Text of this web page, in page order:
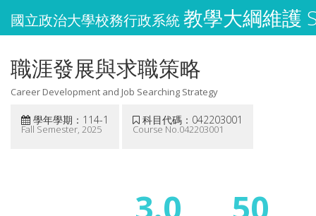
國立政治大學校務行政系統教學大綱維護
職涯發展與求職策略
Career Development and Job Searching Strategy
學年學期：114-1
Fall Semester, 2025
科目代碼：042203001
Course No.042203001